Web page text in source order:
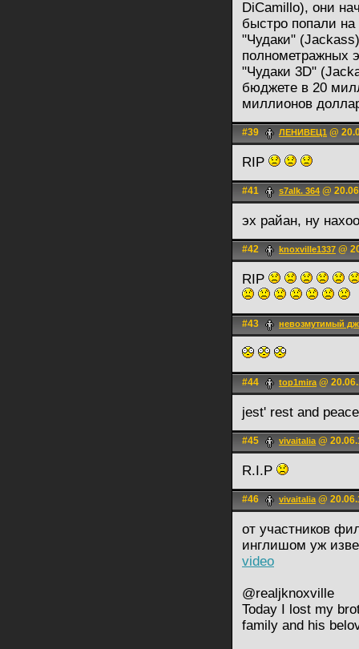
DiCamillo), они
быстро попали на
"Чудаки"
полнометражных
"Чудаки 3D"
бюджете в 20
миллионов
#39 ЛЕНИВЕЦ1 @
RIP
#41 s7alk. 364 @
эх райан, ну
#42 knoxville1337 @
RIP
#43 невозмутимый
#44 top1mira@
jest' rest and peace
#45 vivaitalia@
R.I.P
#46 vivaitalia@
от участников
инглишом уж
video
@realjknoxville
Today I lost my
family and his